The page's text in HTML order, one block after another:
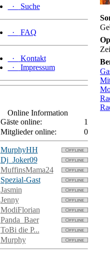
· Suche
· FAQ
·
Kontakt
·
Impressum
Online Information
Gäste online:
1
Mitglieder online: 0
MurphyHH
Dj_Joker09
MuffinsMama24
Spezial-Gast
Jasmin
Jenny
ModiFlorian
Panda_Baer
ToBi die P...
Murphy